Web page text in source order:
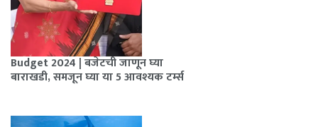
Budget 2024 | बजेटची जाणून घ्या
बाराखडी, समजून घ्या या 5 आवश्यक टर्म्स